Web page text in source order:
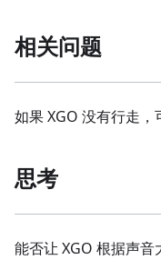
相关问题
如果 XGO 没有行走，
思考
能否让 XGO 根据声音